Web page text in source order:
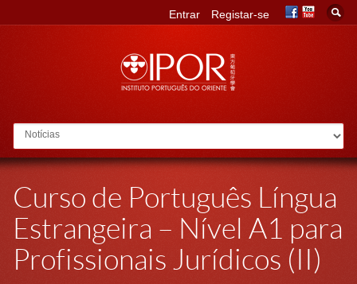
Go to:
Entrar Registar-se
Curso de Português Língua
Estrangeira – Nível A1 para
Profissionais Jurídicos (II)